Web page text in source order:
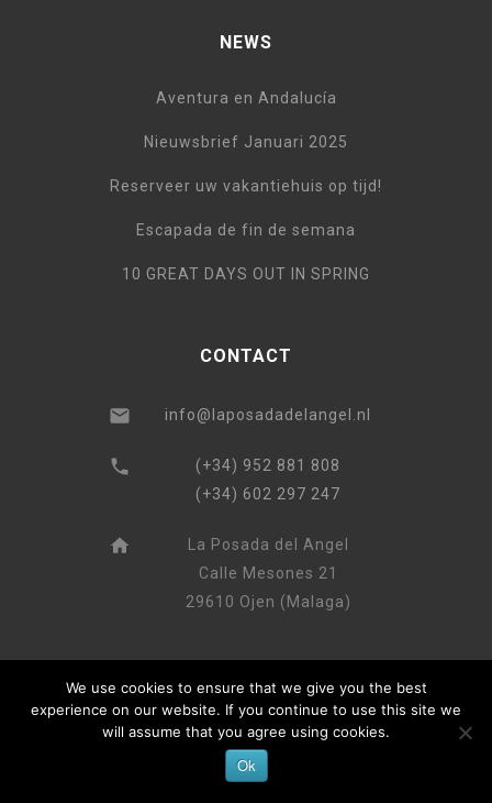
NEWS
Aventura en Andalucía
Nieuwsbrief Januari 2025
Reserveer uw vakantiehuis op tijd!
Escapada de fin de semana
10 GREAT DAYS OUT IN SPRING
CONTACT
info@laposadadelangel.nl
(+34) 952 881 808
(+34) 602 297 247
La Posada del Angel
Calle Mesones 21
29610 Ojen (Malaga)
We use cookies to ensure that we give you the best
experience on our website. If you continue to use this site we
will assume that you agree using cookies.
Ok